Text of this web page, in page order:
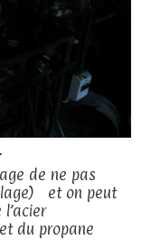
de ne pas
et on peut
du propane